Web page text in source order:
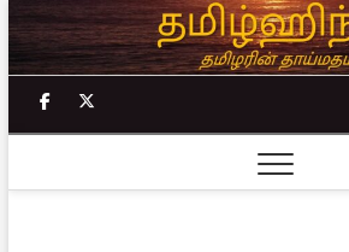
Skip
to
content
facebook